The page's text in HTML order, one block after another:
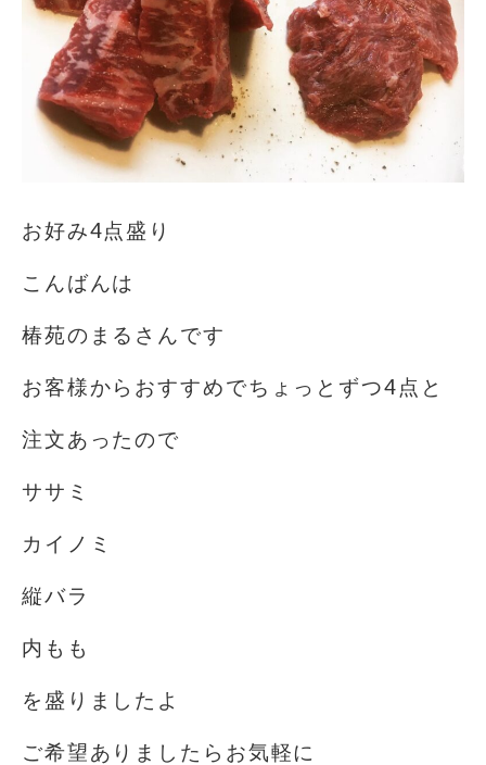
お好み4点盛り
こんばんは
椿苑のまるさんです
お客様からおすすめでちょっとずつ4点と
注文あったので
ササミ
カイノミ
縦バラ
内もも
を盛りましたよ
ご希望ありましたらお気軽に